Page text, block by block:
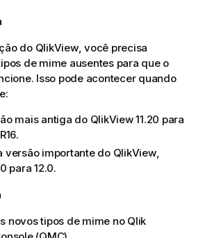
do QlikView, você precisa
de mime ausentes para que o
Isso pode acontecer quando
mais antiga do QlikView11.20 para
versão importante do QlikView,
para 12.0.
novos tipos de mime no Qlik